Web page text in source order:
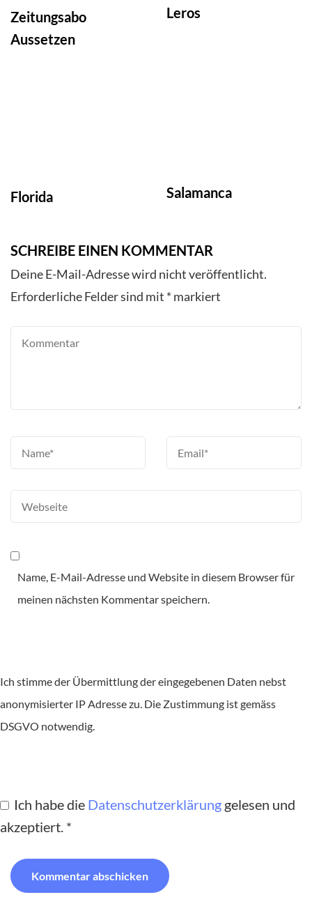
Zeitungsabo
Aussetzen
Leros
Florida Salamanca
SCHREIBE EINEN KOMMENTAR
Deine E-Mail-Adresse wird nicht veröffentlicht.
Erforderliche Felder sind mit * markiert
Name, E-Mail-Adresse und Website in diesem Browser für
meinen nächsten Kommentar speichern.
Ich stimme der Übermittlung der eingegebenen Daten nebst
anonymisierter IP Adresse zu. Die Zustimmung ist gemäss
DSGVO notwendig.
Ich habe die Datenschutzerklärung gelesen und
akzeptiert. *